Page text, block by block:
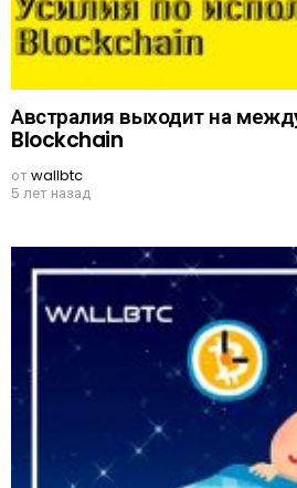
Австралия выходит на
Blockchain
отwallbtc
5 лет назад